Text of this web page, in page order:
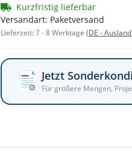
Kurzfristig lieferbar
Versandart: Paketversand
Lieferzeit:7 - 8 Werktage (DE -
Jetzt
Für größere Mengen,